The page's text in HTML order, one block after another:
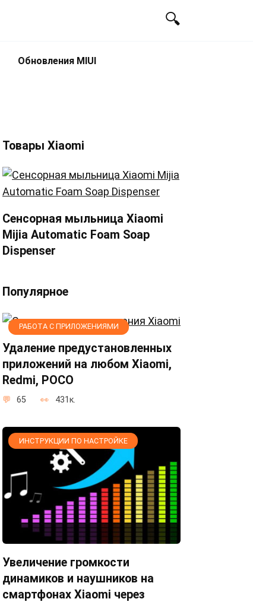
Обновления MIUI
Товары Xiaomi
Сенсорная мыльница Xiaomi
Mijia Automatic Foam Soap
Dispenser
Популярное
РАБОТА С ПРИЛОЖЕНИЯМИ
Удаление предустановленных
приложений на любом Xiaomi,
Redmi, POCO
65 431к.
ИНСТРУКЦИИ ПО НАСТРОЙКЕ
Увеличение громкости
динамиков и наушников на
смартфонах Xiaomi через